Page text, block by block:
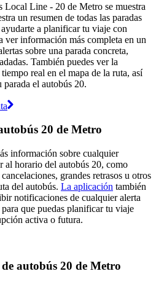
Local Line - 20 de Metro se muestra
un resumen de todas las paradas
a planificar tu viaje con
ver información más completa en un
sobre una parada concreta,
También puedes ver la
real en el mapa de la ruta, así
parada el autobús 20.
20 de Metro
información sobre cualquier
al horario del autobús 20, como
grandes retrasos u otros
del autobús. La aplicación también
notificaciones de cualquier alerta
que puedas planificar tu viaje
activa o futura.
autobús 20 de Metro